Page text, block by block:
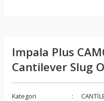
Impala Plus
Cantilever Slug
Kategori